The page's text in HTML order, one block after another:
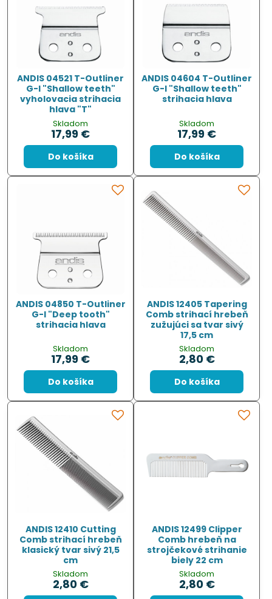
ANDIS 04521 T-Outliner
G-I "Shallow teeth"
vyholovacia strihacia
hlava "T"
Skladom
17,99 €
Do košíka
ANDIS 04604 T-Outliner
G-I "Shallow teeth"
strihacia hlava
Skladom
17,99 €
Do košíka
ANDIS 04850 T-Outliner
G-I "Deep tooth"
strihacia hlava
Skladom
17,99 €
Do košíka
ANDIS 12405 Tapering
Comb strihací hrebeň
zužujúci sa tvar sivý
17,5 cm
Skladom
2,80 €
Do košíka
ANDIS 12410 Cutting
Comb strihací hrebeň
klasický tvar sivý 21,5
cm
Skladom
2,80 €
ANDIS 12499 Clipper
Comb hrebeň na
strojčekové strihanie
biely 22 cm
Skladom
2,80 €